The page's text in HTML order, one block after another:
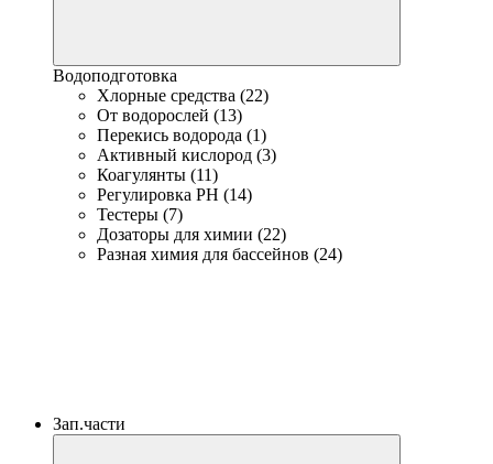
Водоподготовка
Хлорные средства (22)
От водорослей (13)
Перекись водорода (1)
Активный кислород (3)
Коагулянты (11)
Регулировка PH (14)
Тестеры (7)
Дозаторы для химии (22)
Разная химия для бассейнов (24)
Зап.части